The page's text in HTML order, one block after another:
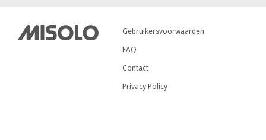
Gebruikersvoorwaarden
FAQ
Contact
Privacy Policy